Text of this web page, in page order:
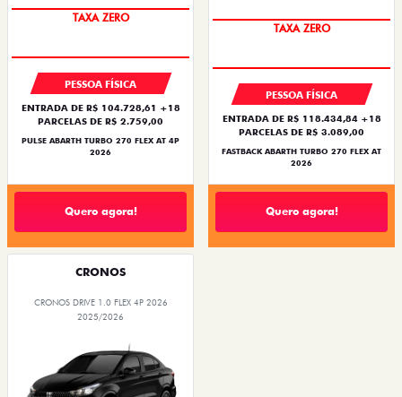
SAIA DE FIAT 0KM
PESSOA FÍSICA
ENTRADA DE R$ 104.728,61 +18
PARCELAS DE R$ 2.759,00
PULSE ABARTH TURBO 270 FLEX AT 4P
2026
Quero agora!
SAIA DE FIAT 0KM
PESSOA FÍSICA
ENTRADA DE R$ 118.434,84 +18
PARCELAS DE R$ 3.089,00
FASTBACK ABARTH TURBO 270 FLEX AT
2026
Quero agora!
CRONOS
CRONOS DRIVE 1.0 FLEX 4P 2026
2025/2026